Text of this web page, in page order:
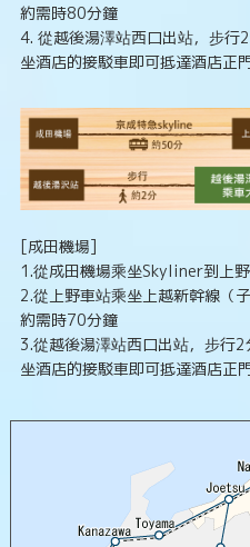
約需時80分鐘
4. 從越後湯澤站西口出站，步行
坐酒店的接駁車即可抵達酒店正
[成田機場]
1.從成田機場乘坐Skyliner到上
2.從上野車站乘坐上越新幹線（
約需時70分鐘
3.從越後湯澤站西口出站，步行
坐酒店的接駁車即可抵達酒店正